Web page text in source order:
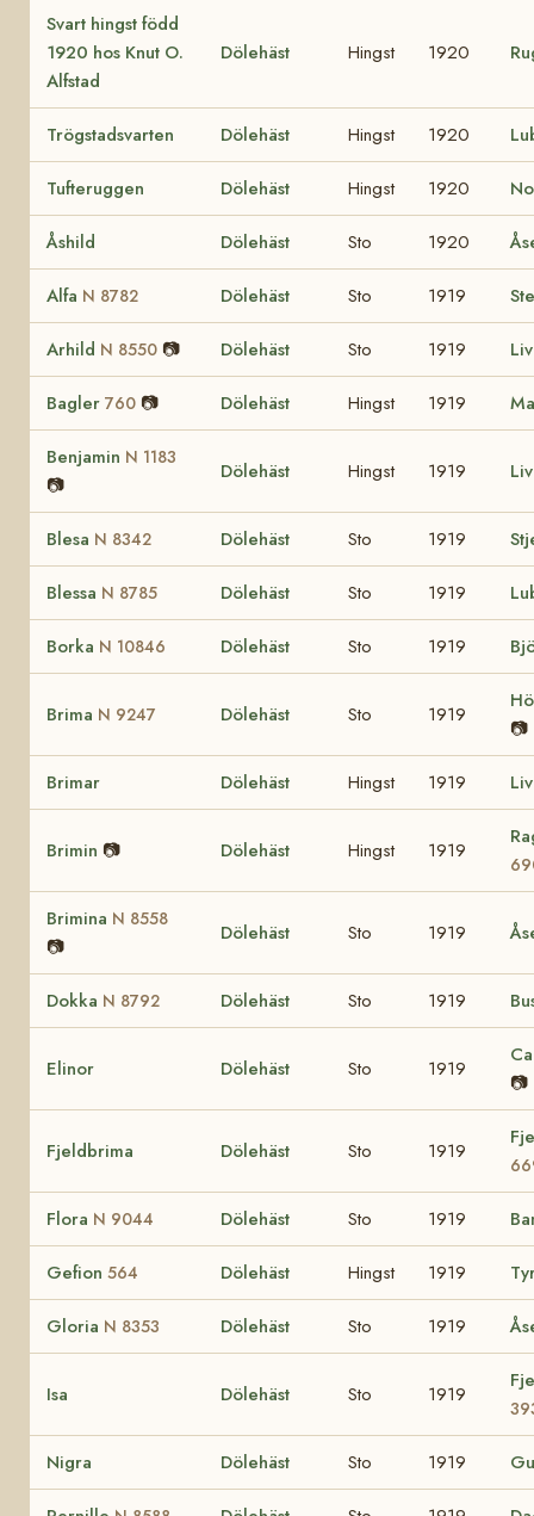
Svart hingst född
1920 hos Knut O.
Alfstad
Dölehäst Hingst 1920
Trögstadsvarten Dölehäst Hingst 1920
Tufteruggen Dölehäst Hingst 1920
Åshild Dölehäst Sto 1920
Alfa N 8782 Dölehäst Sto 1919
Arhild N 8550 📷 Dölehäst Sto 1919
Bagler 760 📷 Dölehäst Hingst 1919
Benjamin N 1183
📷
Dölehäst Hingst 1919
Blesa N 8342 Dölehäst Sto 1919
Blessa N 8785 Dölehäst Sto 1919
Borka N 10846 Dölehäst Sto 1919
Brima N 9247 Dölehäst Sto 1919
📷
Brimar Dölehäst Hingst 1919
Brimin 📷 Dölehäst Hingst 1919
Brimina N 8558
📷
Dölehäst Sto 1919
Dokka N 8792 Dölehäst Sto 1919
Elinor Dölehäst Sto 1919
📷
Fjeldbrima Dölehäst Sto 1919
Flora N 9044 Dölehäst Sto 1919
Gefion 564 Dölehäst Hingst 1919
Gloria N 8353 Dölehäst Sto 1919
Isa Dölehäst Sto 1919
Nigra Dölehäst Sto 1919